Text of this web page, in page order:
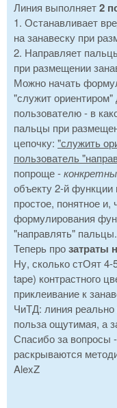
Линия выполняет2
1. Останавливает
на занавеску при
2. Направляет
при размещении
Можно начать
"служит ориентиром"
пользователю - в
пальцы при
цепочку: "служить
пользователь
попроще -
объекту 2-й
простое, понятное
формулирования
"направлять"
Теперь прозатраты
Ну, сколько стОят 4-
tape) контрастного
приклеивание к
ЧиТД: линия
польза ощутимая, а
Спасибо за вопросы
раскрываются
AlexZ